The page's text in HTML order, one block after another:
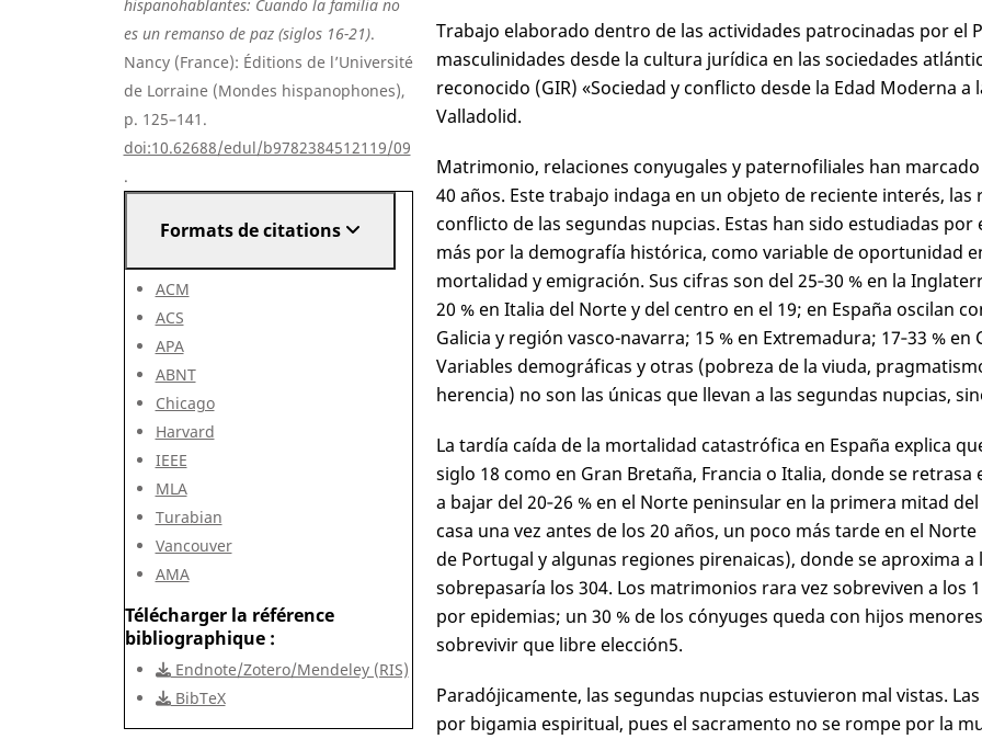
hispanohablantes: Cuando la familia no
es un remanso de paz (siglos 16-21).
Nancy (France): Éditions de l’Université
de Lorraine (Mondes hispanophones),
p. 125–141.
doi:10.62688/edul/b9782384512119/09
.
Formats de citations
ACM
ACS
APA
ABNT
Chicago
Harvard
IEEE
MLA
Turabian
Vancouver
AMA
Télécharger la référence
bibliographique
Endnote/Zotero/Mendeley (RIS)
BibTeX
Trabajo elaborado dentro de las actividades patrocinadas por el
masculinidades desde la cultura jurídica en las sociedades
reconocido (GIR) «Sociedad y conflicto desde la Edad Moderna
Valladolid.
Matrimonio, relaciones conyugales y paternofiliales han
40 años. Este trabajo indaga en un objeto de reciente interés,
conflicto de las segundas nupcias. Estas han sido estudiadas
más por la demografía histórica, como variable de oportunidad
mortalidad y emigración. Sus cifras son del 25‑30 % en la
20 % en Italia del Norte y del centro en el 19; en España oscilan
Galicia y región vasco-navarra; 15 % en Extremadura; 17‑33 % en
Variables demográficas y otras (pobreza de la viuda,
herencia) no son las únicas que llevan a las segundas nupcias,
La tardía caída de la mortalidad catastrófica en España explica
siglo 18 como en Gran Bretaña, Francia o Italia, donde se
a bajar del 20‑26 % en el Norte peninsular en la primera mitad
casa una vez antes de los 20 años, un poco más tarde en el
de Portugal y algunas regiones pirenaicas), donde se aproxima
sobrepasaría los 304. Los matrimonios rara vez sobreviven a los
por epidemias; un 30 % de los cónyuges queda con hijos
sobrevivir que libre elección5.
Paradójicamente, las segundas nupcias estuvieron mal vistas.
por bigamia espiritual, pues el sacramento no se rompe por la